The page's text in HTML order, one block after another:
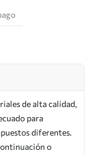
de alta calidad,
para
diferentes.
o